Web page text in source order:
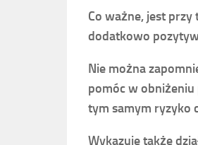
Co ważne, jest
dodatkowo
Nie można
pomóc w
tym samym ryzyko
Wykazuje także